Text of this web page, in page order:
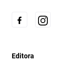
Editora